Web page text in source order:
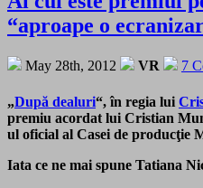
“aproape o
May 28th, 2012 VR 7
„După dealuri“, în regia lui
premiu acordat lui Cristian
ul oficial al Casei de producţie
Iata ce ne mai spune Tatiana